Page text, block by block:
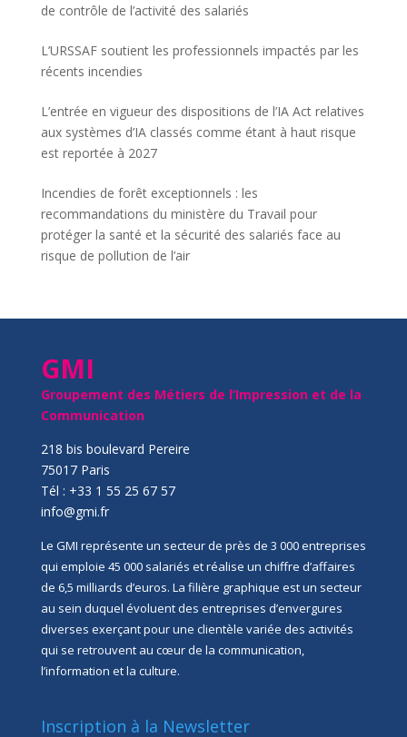
de contrôle de l’activité des salariés
L’URSSAF soutient les professionnels impactés par les
récents incendies
L’entrée en vigueur des dispositions de l’IA Act relatives
aux systèmes d’IA classés comme étant à haut risque
est reportée à 2027
Incendies de forêt exceptionnels : les
recommandations du ministère du Travail pour
protéger la santé et la sécurité des salariés face au
risque de pollution de l’air
GMI
Groupement des Métiers de l’Impression et de la
Communication
218 bis boulevard Pereire
75017 Paris
Tél : +33 1 55 25 67 57
info@gmi.fr
Le GMI représente un secteur de près de 3 000 entreprises
qui emploie 45 000 salariés et réalise un chiffre d’affaires
de 6,5 milliards d’euros. La filière graphique est un secteur
au sein duquel évoluent des entreprises d’envergures
diverses exerçant pour une clientèle variée des activités
qui se retrouvent au cœur de la communication,
l’information et la culture.
Inscription à la Newsletter